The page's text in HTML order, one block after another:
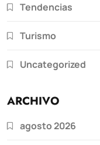
Tendencias
Turismo
Uncategorized
ARCHIVO
agosto 2026